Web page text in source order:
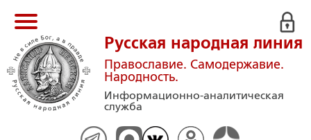
Русская народная линия
Православие. Самодержавие.
Народность.
Информационно-аналитическая
служба